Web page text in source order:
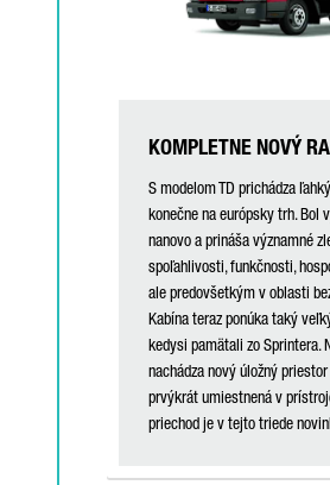
KOMPLETNE NOVÝ
S modelom TD prichádza
konečne na európsky trh. Bol
nanovo a prináša významné
spoľahlivosti, funkčnosti,
ale predovšetkým v oblasti
Kabína teraz ponúka taký
kedysi pamätali zo Sprintera.
nachádza nový úložný
prvýkrát umiestnená v
priechod je v tejto triede